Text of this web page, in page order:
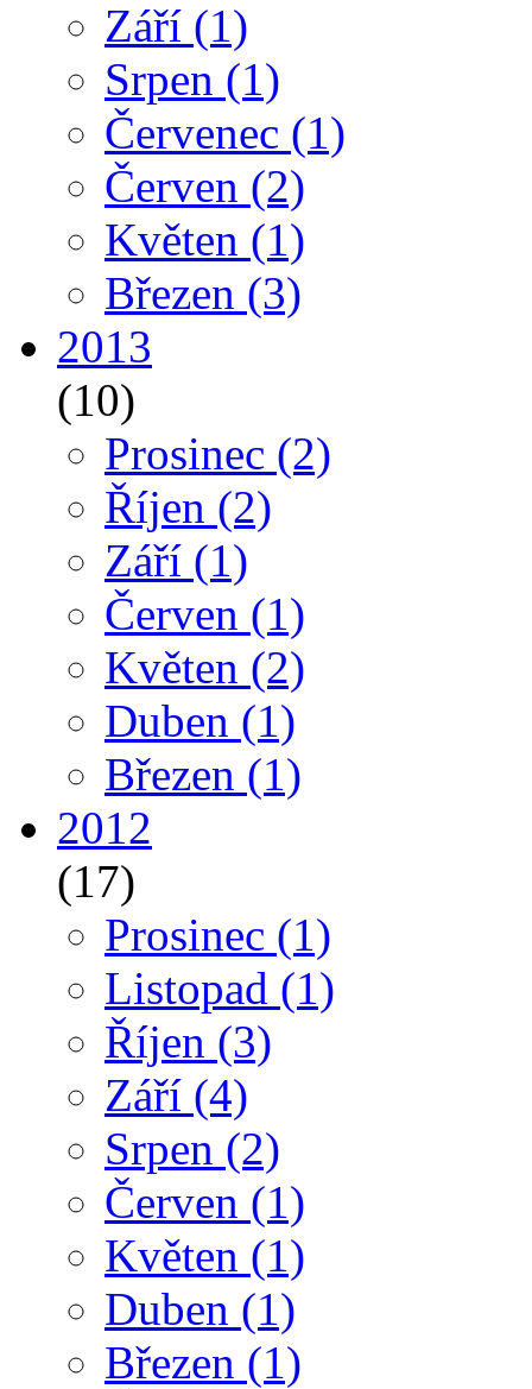
Září (1)
Srpen (1)
Červenec (1)
Červen (2)
Květen (1)
Březen (3)
2013
(10)
Prosinec (2)
Říjen (2)
Září (1)
Červen (1)
Květen (2)
Duben (1)
Březen (1)
2012
(17)
Prosinec (1)
Listopad (1)
Říjen (3)
Září (4)
Srpen (2)
Červen (1)
Květen (1)
Duben (1)
Březen (1)